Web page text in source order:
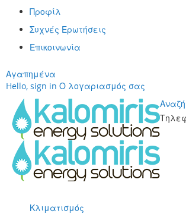
Προφίλ
Συχνές Ερωτήσεις
Επικοινωνία
Αγαπημένα
Hello, sign in Ο λογαριασμός σας
Κλιματισμός